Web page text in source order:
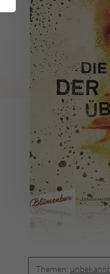
Themen: unbekannt